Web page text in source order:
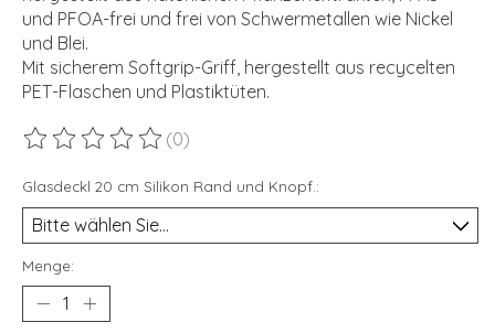
und PFOA-frei und frei von Schwermetallen wie Nickel
und Blei.
Mit sicherem Softgrip-Griff, hergestellt aus recycelten
PET-Flaschen und Plastiktüten.
Die Bewertung dieses Produkts ist
(0)
Glasdeckl 20 cm Silikon Rand und Knopf.:
Menge: